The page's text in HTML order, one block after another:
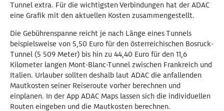
Tunnel extra. Für die wichtigsten Verbindungen hat der ADAC
eine Grafik mit den aktuellen Kosten zusammengestellt.
Die Gebührenspanne reicht je nach Länge eines Tunnels
beispielsweise von 5,50 Euro für den österreichischen Bosruck-
Tunnel (5 509 Meter) bis hin zu 44,40 Euro für den 11,6
Kilometer langen Mont-Blanc-Tunnel zwischen Frankreich und
Italien. Urlauber sollten deshalb laut ADAC die anfallenden
Mautkosten seiner Reiseroute vorher berechnen und
einplanen. In der App ADAC Maps lassen sich die individuellen
Routen eingeben und die Mautkosten berechnen.